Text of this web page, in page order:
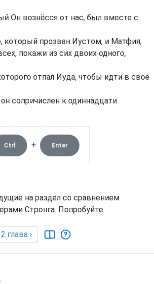
Он вознёсся от нас, был вместе с
который прозван Иустом, и Матфия;
покажи из сих двоих одного,
отпал Иуда, чтобы идти в своё
сопричислен к одиннадцати
Ctrl + Enter
на раздел со сравнением
Стронга. Попробуйте.
2 глава ›